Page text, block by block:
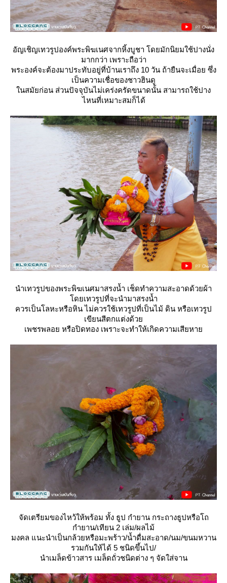
อัญเชิญเทวรูปองค์พระพิฆเนศจากหิ้งบูชา โดยมักนิยมใช้ปางนั่ง
มากกว่า เพราะถือว่า
พระองค์จะต้องมาประทับอยู่ที่บ้านเราถึง 10 วัน ถ้ายืนจะเมื่อย ซึ่ง
เป็นความเชื่อของชาวฮินดู
นสมัยก่อน ส่วนปัจจุบันไม่เคร่งครัดขนาดนั้น สามารถใช้ปาง
ไหนที่เหมาะสมก็ได้
นำเทวรูปของพระพิฆเนศมาสรงน้ำ เช็ดทำความสะอาดด้วยผ้า
ดยเทวรูปที่จะนำมาสรงน้ำ
ควรเป็นโลหะหรือหิน ไม่ควรใช้เทวรูปที่เป็นไม้ ดิน หรือเทวรูป
เขียนสีตกแต่งด้ว
เพชรพลอย หรือปิดทอง เพราะจะทำให้เกิดความเสียหา
จัดเตรียมของไหว้ให้พร้อม ทั้ง ธูป กำยาน กระถางธูปหรือโถ
กำยาน/เทียน 2 เล่ม/ผลไม้
มงคล แนะนำเป็นกล้วยหรือมะพร้าว/น้ำดื่มสะอาด/นม/ขนมหวาน
รวมกันให้ได้ 5 ชนิดขึ้นไป/
นำเมล็ดข้าวสาร เมล็ดถั่วชนิดต่าง ๆ จัดใส่จาน